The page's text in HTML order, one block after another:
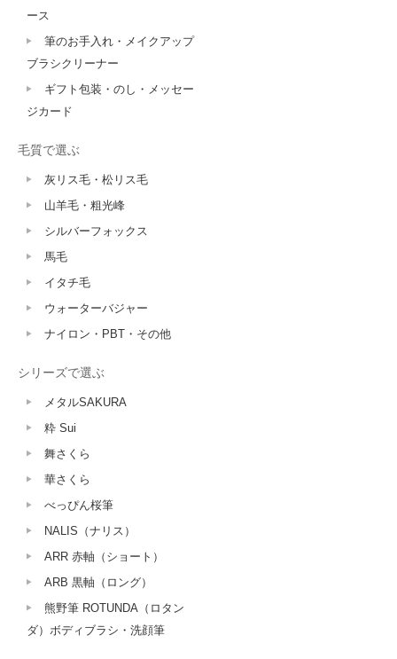
ース
筆のお手入れ・メイクアップ
ブラシクリーナー
ギフト包装・のし・メッセー
ジカード
毛質で選ぶ
灰リス毛・松リス毛
山羊毛・粗光峰
シルバーフォックス
馬毛
イタチ毛
ウォーターバジャー
ナイロン・PBT・その他
シリーズで選ぶ
メタルSAKURA
粋 Sui
舞さくら
華さくら
べっぴん桜筆
NALIS（ナリス）
ARR 赤軸（ショート）
ARB 黒軸（ロング）
熊野筆 ROTUNDA（ロタン
ダ）ボディブラシ・洗顔筆